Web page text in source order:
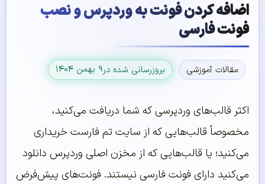
اضافه کردن فونت به وردپرس و نصب
فونت فارسی
مقالات آموزشی بروزرسانی شده در۹ بهمن ۱۴۰۴
اکثر قالب‌های وردپرسی که شما دریافت می‌کنید،
مخصوصاً قالب‌هایی که از سایت تم فارست خریداری
می‌کنید؛ یا قالب‌هایی که از مخزن اصلی وردپرس دانلود
می‌کنید دارای فونت فارسی نیستند. فونت‌های پیش‌فرض